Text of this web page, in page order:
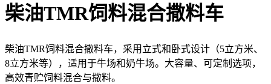
柴油TMR饲料混合撒料车
柴油TMR饲料混合撒料车，采用立式和卧式设计（5立方米、
8立方米等），适用于牛场和奶牛场。大容量、可定制选项，
高效青贮饲料混合与撒料。